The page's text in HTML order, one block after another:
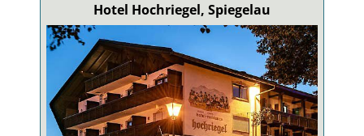
Hotel Hochriegel, Spiegelau